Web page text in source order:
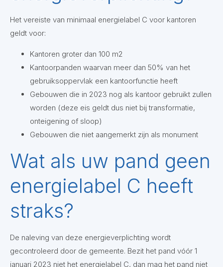
Het vereiste van minimaal energielabel C voor kantoren
geldt voor:
Kantoren groter dan 100 m2
Kantoorpanden waarvan meer dan 50% van het
gebruiksoppervlak een kantoorfunctie heeft
Gebouwen die in 2023 nog als kantoor gebruikt zullen
worden (deze eis geldt dus niet bij transformatie,
onteigening of sloop)
Gebouwen die niet aangemerkt zijn als monument
Wat als uw pand geen
energielabel C heeft
straks?
De naleving van deze energieverplichting wordt
gecontroleerd door de gemeente. Bezit het pand vóór 1
januari 2023 niet het energielabel C, dan mag het pand niet